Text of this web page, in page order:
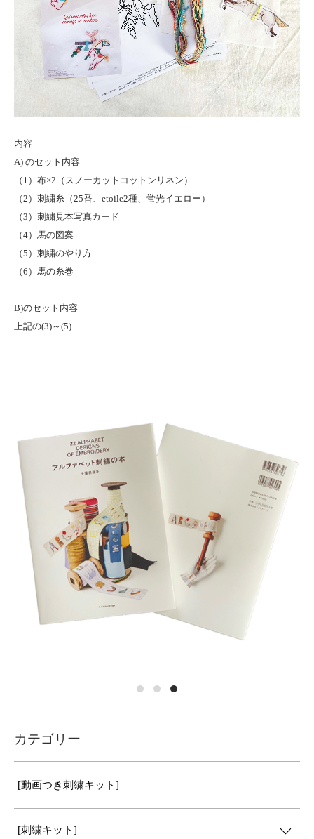
内容
A) のセット内容
（1）布×2（スノーカットコットンリネン）
（2）刺繍糸（25番、etoile2種、蛍光イエロー）
（3）刺繍見本写真カード
（4）馬の図案
（5）刺繍のやり方
（6）馬の糸巻
B)のセット内容
上記の(3)～(5)
カテゴリー
[動画つき刺繍キット]
[刺繍キット]